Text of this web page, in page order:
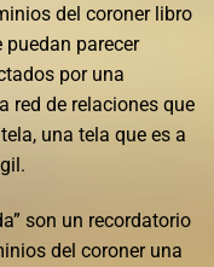
del coroner libro
parecer
por una
red de relaciones que
una tela que es a
son un recordatorio
del coroner una